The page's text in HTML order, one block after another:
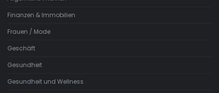
Finanzen & Immobilien
Frauen / Mode
Geschäft
Gesundheit
Gesundheit und Wellness